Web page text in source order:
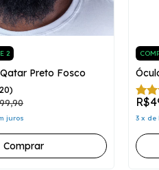
2
Preto Fosco
juros 3 x de